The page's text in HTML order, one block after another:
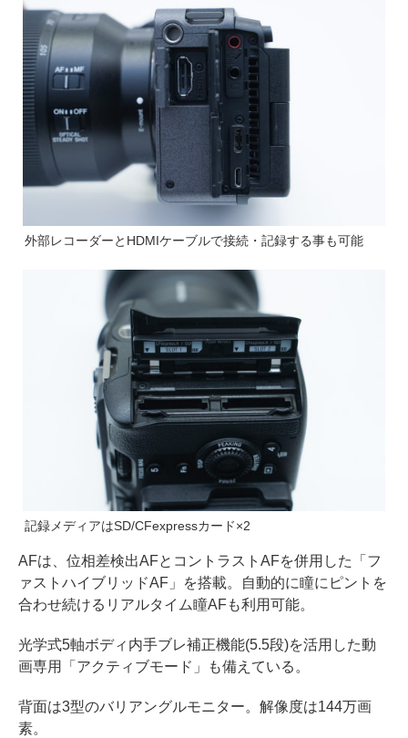
外部レコーダーとHDMIケーブルで接続・記録する事も可能
記録メディアはSD/CFexpressカード×2
AFは、位相差検出AFとコントラストAFを併用した「フ
ァストハイブリッドAF」を搭載。自動的に瞳にピントを
合わせ続けるリアルタイム瞳AFも利用可能。
光学式5軸ボディ内手ブレ補正機能(5.5段)を活用した動
画専用「アクティブモード」も備えている。
背面は3型のバリアングルモニター。解像度は144万画
素。